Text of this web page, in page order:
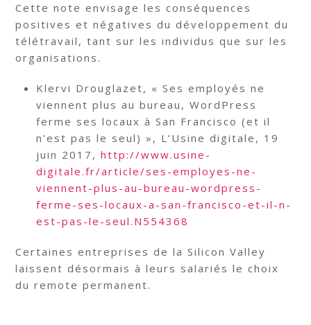
Cette note envisage les conséquences
positives et négatives du développement du
télétravail, tant sur les individus que sur les
organisations.
Klervi Drouglazet, « Ses employés ne
viennent plus au bureau, WordPress
ferme ses locaux à San Francisco (et il
n’est pas le seul) », L’Usine digitale, 19
juin 2017,http://www.usine-
digitale.fr/article/ses-employes-ne-
viennent-plus-au-bureau-wordpress-
ferme-ses-locaux-a-san-francisco-et-il-n-
est-pas-le-seul.N554368
Certaines entreprises de la Silicon Valley
laissent désormais à leurs salariés le choix
du remote permanent.